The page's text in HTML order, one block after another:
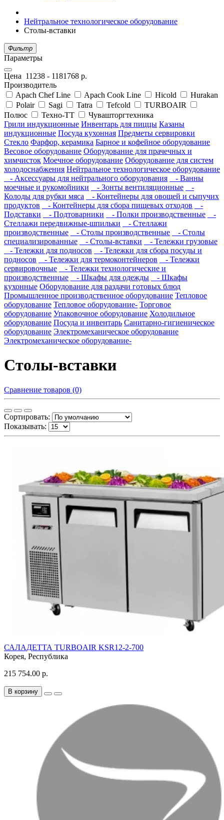
Нейтральное технологическое оборудование
Столы-вставки
Фильтр
Параметры
Цена 11238 - 1181768 р.
Производитель
Apach Chef Line
Apach Cook Line Hicold
Hurakan
Polair
Sagi Tatra Tefcold
TURBOAIR
Полюс
Техно-ТТ
Чувашторгтехника
Грили индукционные Инвентарь для пиццы Казаны
индукционные Посуда кухонная Предметы сервировки
Стекло Фарфор, керамика Барное и кофейное оборудование
Весовое оборудование Оборудование для прачечных и
химчисток Моечное оборудование Оборудование для систем
холодоснабжения Нейтральное технологическое оборудование
- Аксессуары для нейтрального оборудования
- Ванны
моечные и рукомойники
- Зонты вентиляционные
-
Колоды для рубки мяса
- Контейнеры для овощей и сыпучих
продуктов
- Контейнеры для сбора пищевых отходов
-
Подставки
- Подтоварники - Полки производственные
-
Стеллажи передвижные-шпильки
- Стеллажи
производственные
- Столы производственные
- Столы
специализированные
- Столы-вставки
- Тележки грузовые
- Тележки для подносов
- Тележки для сбора посуды и
подносов
- Тележки для термоконтейнеров
- Тележки
сервировочные
- Тележки технологические и
производственные
- Шкафы для одежды
- Шкафы
кухонные Оборудование для раздачи готовых блюд
Промышленное производственное оборудование Тепловое
оборудование Тепловое оборудование- Торговое
оборудование Упаковочное оборудование Холодильное
оборудование Посуда и инвентарь Санитарно-гигиеническое
оборудование Электромеханическое оборудование
Электромеханическое оборудование-
Столы-вставки
Сравнение товаров (0)
Сортировать:
Показывать:
САЛАДЕТТА TURBOAIR KSR12-2-700
Корея, Республика
215 754.00 р.
В корзину